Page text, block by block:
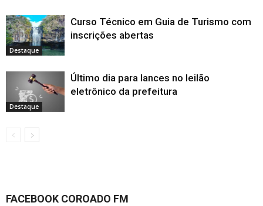
Destaque
Curso Técnico em Guia de Turismo com
inscrições abertas
Destaque
Último dia para lances no leilão
eletrônico da prefeitura
FACEBOOK COROADO FM